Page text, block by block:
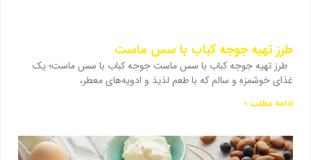
طرز تهیه جوجه کباب با سس ماست
طرز تهیه جوجه کباب با سس ماست جوجه کباب با سس ماست؛ یک
غذای خوشمزه و سالم که با طعم لذیذ و ادویه‌های معطر،
ادامه مطلب »